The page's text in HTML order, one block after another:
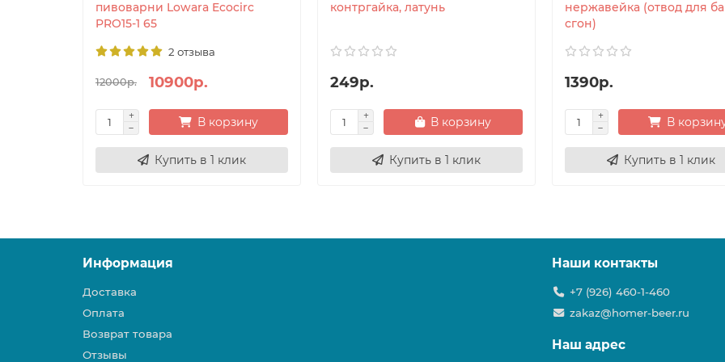
пивоварни Lowara Ecocirc
PRO15-1 65
2 отзыва
12000р. 10900р.
В корзину
Купить в 1 клик
контргайка, латунь
249р.
В корзину
Купить в 1 клик
нержавейка (отвод для
сгон)
1390р.
В
Купить в 1 клик
Информация
Доставка
Оплата
Возврат товара
Отзывы
Наши контакты
+7 (926) 460-1-460
zakaz@homer-beer.ru
Наш адрес